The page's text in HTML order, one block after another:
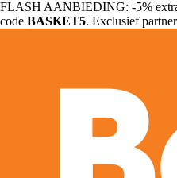
FLASH AANBIEDING: -5%
code BASKET5. Exclusief